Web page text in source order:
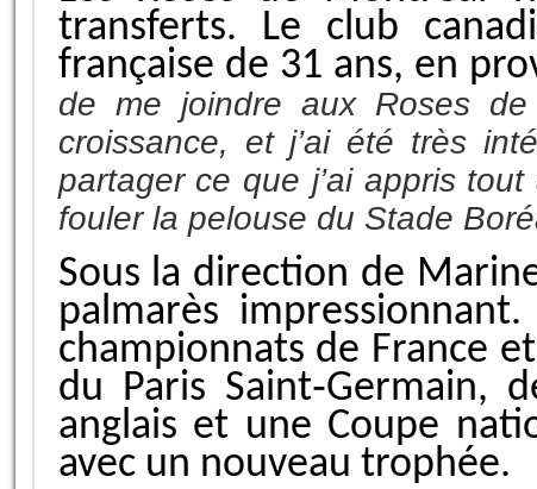
transferts. Le club
française de 31 ans, en
de me joindre aux Roses
croissance, et j’ai été très
partager ce que j’ai appris
fouler la pelouse du Stade
Sous la direction de
palmarès
championnats de France
du Paris Saint‑Germain,
anglais et une Coupe
avec un nouveau trophée.